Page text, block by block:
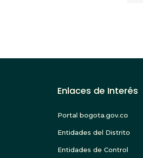
Enlaces de Interés
Portal bogota.gov.co
Entidades del Distrito
Entidades de Control